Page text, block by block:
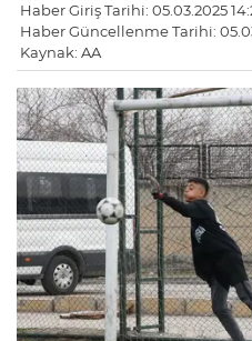
Haber Giriş Tarihi: 05.03.2025
Haber Güncellenme Tarihi:
Kaynak: AA